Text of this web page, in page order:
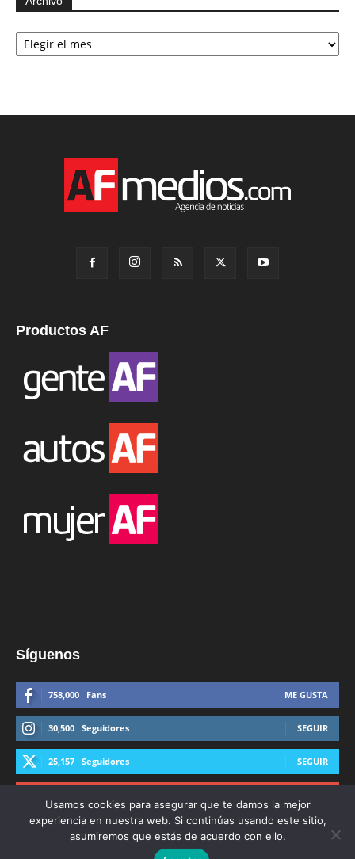
Archivo
Productos AF
Síguenos
758,000 Fans ME GUSTA
30,500 Seguidores SEGUIR
25,157 Seguidores SEGUIR
Usamos cookies para asegurar que te damos la mejor
experiencia en nuestra web. Si continúas usando este sitio,
asumiremos que estás de acuerdo con ello.